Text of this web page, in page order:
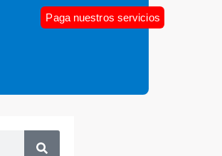
Paga nuestros servicios